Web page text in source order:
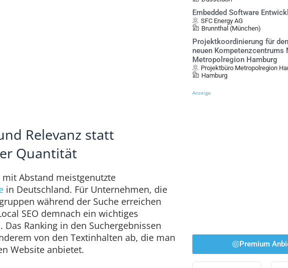
Relevanz statt
Quantität
Abstand meistgenutzte
in Deutschland. Für Unternehmen, die
während der Suche erreichen
SEO demnach ein wichtiges
Das Ranking in den Suchergebnissen
von den Textinhalten ab, die man
Website anbietet.
Embedded Software
SFC Energy AG
Brunnthal (München)
Projektkoordinierung für
neuen
Metropolregion Hamburg
Projektbüro Metropolregion
Hamburg
Anzeige
Premium